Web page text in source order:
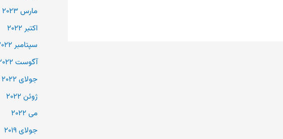
مارس 2023
اکتبر 2022
سپتامبر 2022
آگوست 2022
جولای 2022
ژوئن 2022
می 2022
جولای 2019